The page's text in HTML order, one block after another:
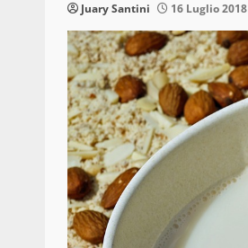
Juary Santini 16 Luglio 2018